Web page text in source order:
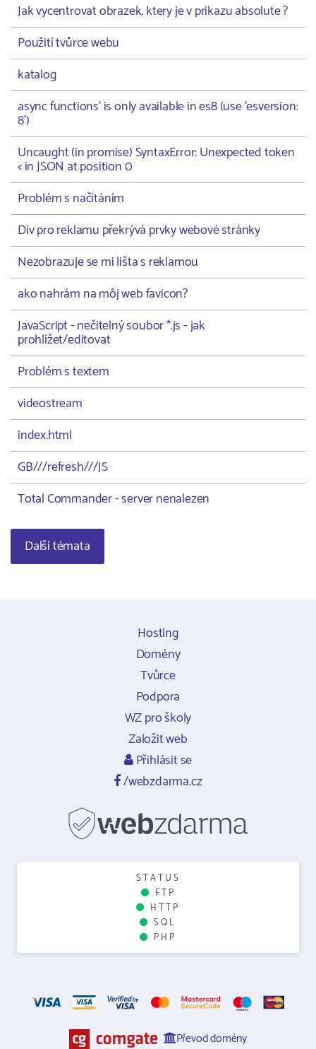
Jak vycentrovat obrazek, ktery je v prikazu absolute ?
Použití tvůrce webu
katalog
async functions' is only available in es8 (use 'esversion:
8')
Uncaught (in promise) SyntaxError: Unexpected token
< in JSON at position 0
Problém s načítáním
Div pro reklamu překrývá prvky webové stránky
Nezobrazuje se mi lišta s reklamou
ako nahrám na môj web favicon?
JavaScript - nečitelný soubor *.js - jak
prohlížet/editovat
Problém s textem
videostream
index.html
GB///refresh///JS
Total Commander - server nenalezen
Další témata
Hosting
Domény
Tvůrce
Podpora
WZ pro školy
Založit web
Přihlásit se
/webzdarma.cz
STATUS
FTP
HTTP
SQL
PHP
Převod domény